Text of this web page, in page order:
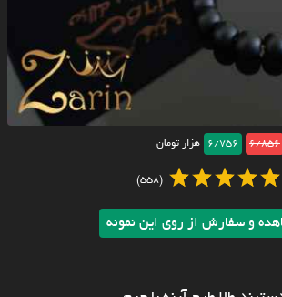
6/856
6/756 هزار تومان
(558)
و سفارش از روی این نمونه